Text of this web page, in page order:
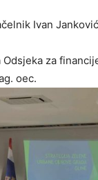
Ivan
za
oec.